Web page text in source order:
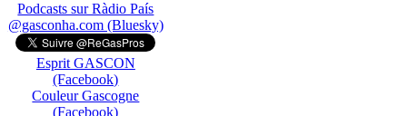
Podcasts sur Ràdio País
@gasconha.com (Bluesky)
Esprit GASCON
(Facebook)
Couleur Gascogne
(Facebook)